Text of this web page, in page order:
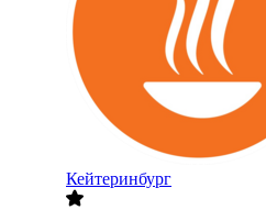
Кейтеринбург